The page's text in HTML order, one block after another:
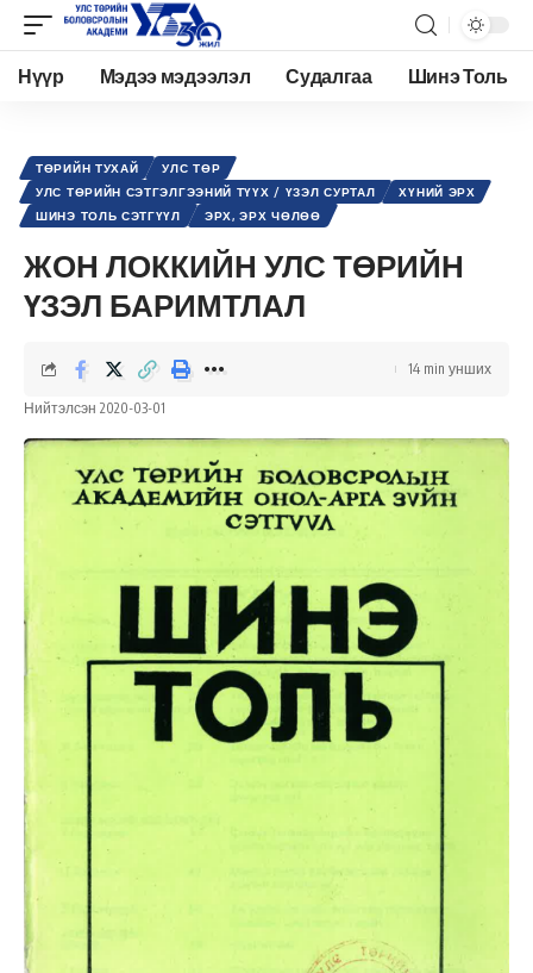
Нүүр Мэдээ мэдээлэл Судалгаа Шинэ Толь
ТӨРИЙН ТУХАЙ
УЛС ТӨР
УЛС ТӨРИЙН СЭТГЭЛГЭЭНИЙ ТҮҮХ / ҮЗЭЛ СУРТАЛ
ХҮНИЙ ЭРХ
ШИНЭ ТОЛЬ СЭТГҮҮЛ
ЭРХ, ЭРХ ЧӨЛӨӨ
ЖОН ЛОККИЙН УЛС ТӨРИЙН
ҮЗЭЛ БАРИМТЛАЛ
Нийтэлсэн 2020-03-01
14 min унших